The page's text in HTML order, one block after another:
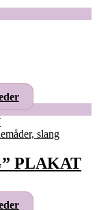
flere
Mulighederne
kan
på
PLAKAT